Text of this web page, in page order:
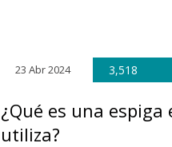
23 Abr 2024 3,518
¿Qué es una
utiliza?